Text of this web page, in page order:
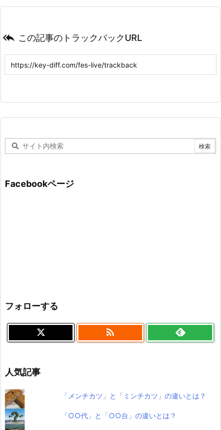
 この記事のトラックバックURL
Facebookページ
フォローする

人気記事
「メンチカツ」と「ミンチカツ」の違いとは？
「○○代」と「○○台」の違いとは？